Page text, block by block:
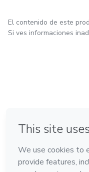
El contenido de este
Si ves informaciones
Hecho con❤ en Belo